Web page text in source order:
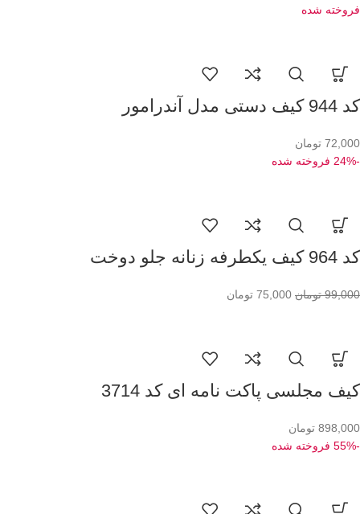
فروخته شده
کد 944 کیف دستی مدل آندرامور
72,000 تومان
-24%
فروخته شده
کد 964 کیف یکطرفه زنانه جلو دوخت
99,000 تومان 75,000 تومان
کیف مجلسی پاکت نامه ای کد 3714
898,000 تومان
-55%
فروخته شده